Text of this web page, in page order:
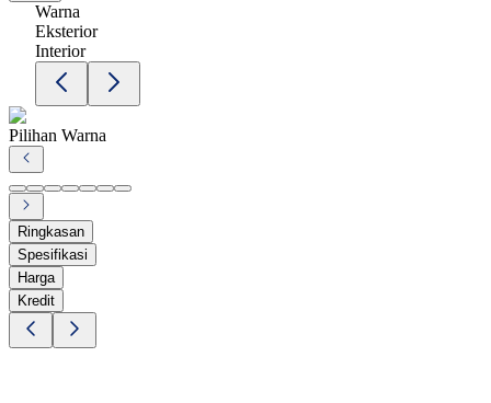
Warna
Eksterior
Interior
Pilihan Warna
Ringkasan
Spesifikasi
Harga
Kredit